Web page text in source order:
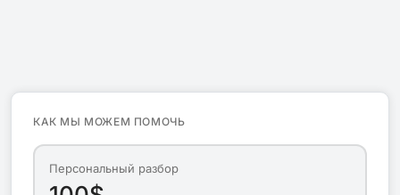
КАК МЫ МОЖЕМ ПОМОЧЬ
Персональный разбор